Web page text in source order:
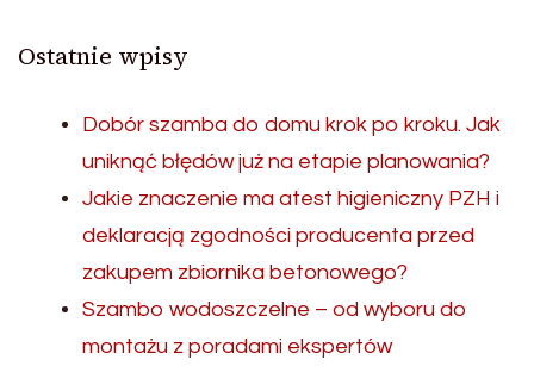
Ostatnie wpisy
Dobór szamba do domu krok po kroku. Jak
uniknąć błędów już na etapie planowania?
Jakie znaczenie ma atest higieniczny PZH i
deklaracją zgodności producenta przed
zakupem zbiornika betonowego?
Szambo wodoszczelne – od wyboru do
montażu z poradami ekspertów